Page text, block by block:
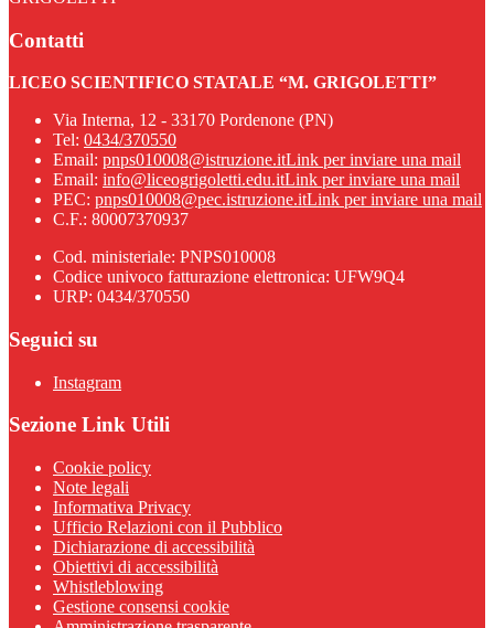
Contatti
LICEO SCIENTIFICO STATALE “M. GRIGOLETTI”
Via Interna, 12 - 33170 Pordenone (PN)
Tel: 0434/370550
Email: pnps010008@istruzione.itLink per inviare una mail
Email: info@liceogrigoletti.edu.itLink per inviare una mail
PEC: pnps010008@pec.istruzione.itLink per inviare una mail
C.F.: 80007370937
Cod. ministeriale: PNPS010008
Codice univoco fatturazione elettronica: UFW9Q4
URP: 0434/370550
Seguici su
Instagram
Sezione Link Utili
Cookie policy
Note legali
Informativa Privacy
Ufficio Relazioni con il Pubblico
Dichiarazione di accessibilità
Obiettivi di accessibilità
Whistleblowing
Gestione consensi cookie